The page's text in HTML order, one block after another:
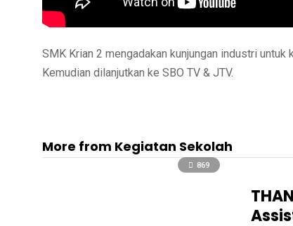
SMK Krian 2 mengadakan kunjungan industri
Kemudian dilanjutkan ke SBO TV & JTV.
More from Kegiatan Sekolah
869